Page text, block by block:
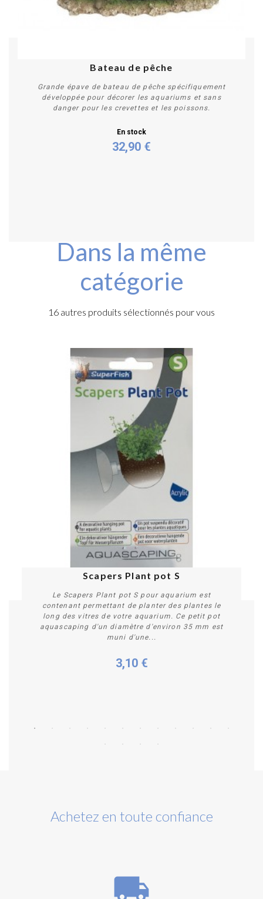
Bateau de pêche
Grande épave de bateau de pêche spécifiquement
développée pour décorer les aquariums et sans
danger pour les crevettes et les poissons.
En stock
32,90 €
Dans la même
catégorie
16 autres produits sélectionnés pour vous
Acheter
Scapers Plant pot S
Le Scapers Plant pot S pour aquarium est
contenant permettant de planter des plantes le
long des vitres de votre aquarium. Ce petit pot
aquascaping d'un diamètre d'environ 35 mm est
muni d'une...
3,10 €
Achetez en toute confiance
local_shipping